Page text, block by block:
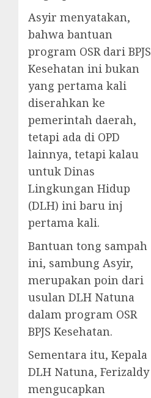
Asyir menyatakan,
bahwa bantuan
program OSR dari BPJS
Kesehatan ini bukan
yang pertama kali
diserahkan ke
pemerintah daerah,
tetapi ada di OPD
lainnya, tetapi kalau
untuk Dinas
Lingkungan Hidup
(DLH) ini baru inj
pertama kali.
Bantuan tong sampah
ini, sambung Asyir,
merupakan poin dari
usulan DLH Natuna
dalam program OSR
BPJS Kesehatan.
Sementara itu, Kepala
DLH Natuna, Ferizaldy
mengucapkan